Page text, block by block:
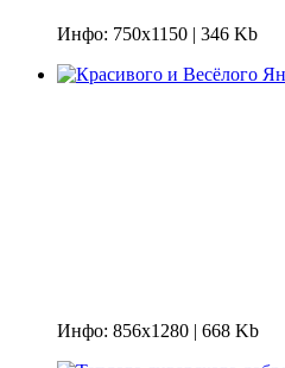
Инфо: 750х1150 | 346 Kb
Инфо: 856х1280 | 668 Kb